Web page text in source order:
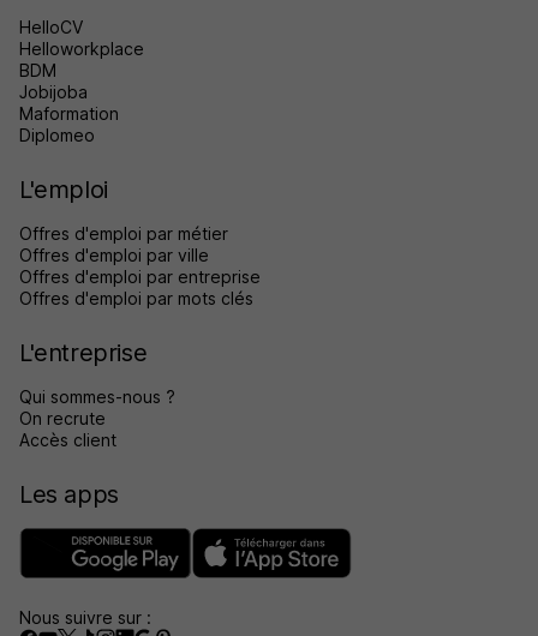
HelloCV
Helloworkplace
BDM
Jobijoba
Maformation
Diplomeo
L'emploi
Offres d'emploi par métier
Offres d'emploi par ville
Offres d'emploi par entreprise
Offres d'emploi par mots clés
L'entreprise
Qui sommes-nous ?
On recrute
Accès client
Les apps
Nous suivre sur :